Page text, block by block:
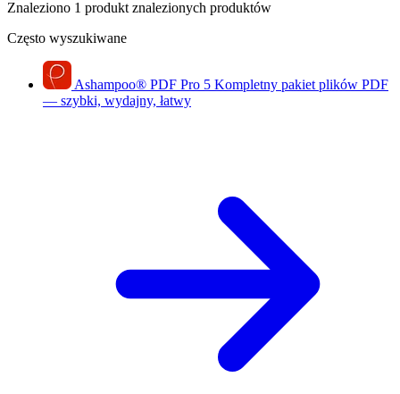
Znaleziono 1 produkt znalezionych produktów
Często wyszukiwane
Ashampoo® PDF Pro 5 Kompletny pakiet plików PDF
— szybki, wydajny, łatwy